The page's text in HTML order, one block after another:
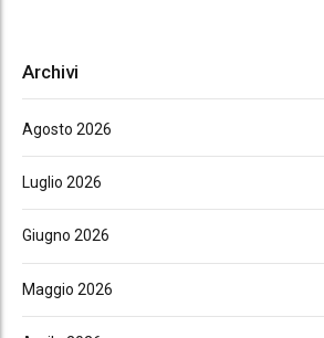
Archivi
Agosto 2026
Luglio 2026
Giugno 2026
Maggio 2026